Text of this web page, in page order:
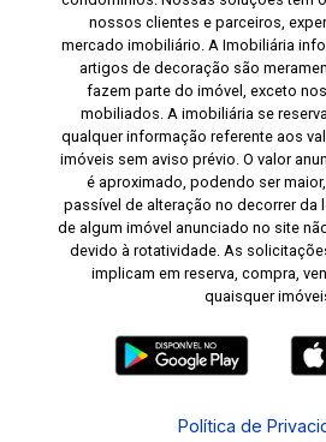
nossos clientes e parceiros,
mercado imobiliário. A Imobiliária
artigos de decoração são
fazem parte do imóvel, exceto
mobiliados. A imobiliária se
qualquer informação referente aos
imóveis sem aviso prévio. O valor
é aproximado, podendo ser
passível de alteração no decorrer da
de algum imóvel anunciado no site
devido à rotatividade. As
implicam em reserva, compra,
quaisquer
Política de